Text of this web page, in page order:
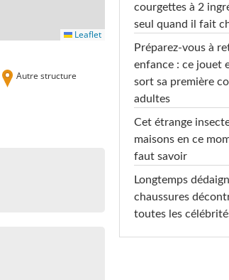
Leaflet
Autre structure
courgettes à 2
seul quand il fait
Préparez-vous à
enfance : ce jouet
sort sa première
adultes
Cet étrange
maisons en ce
faut savoir
Longtemps
chaussures
toutes les